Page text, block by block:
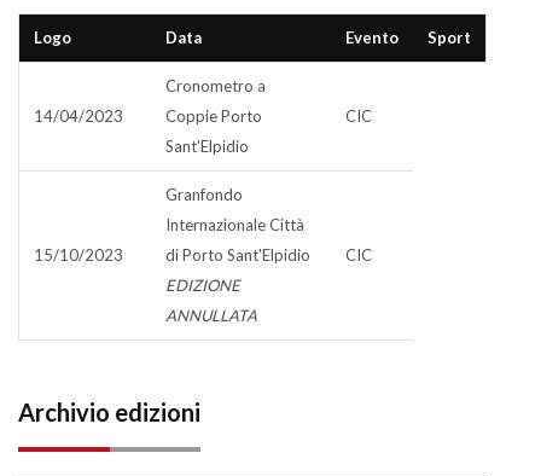
Logo Data Evento Sport
14/04/2023
Cronometro a
Coppie Porto
Sant'Elpidio
CIC
15/10/2023
Granfondo
Internazionale Città
di Porto Sant'Elpidio
EDIZIONE
ANNULLATA
CIC
Archivio edizioni